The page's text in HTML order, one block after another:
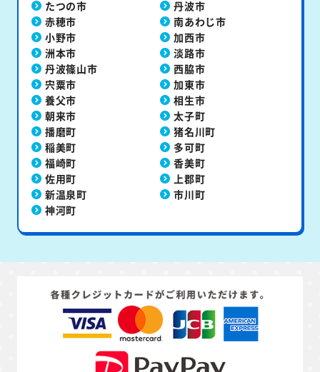
たつの市
丹波市
赤穂市
南あわじ市
小野市
加西市
洲本市
淡路市
丹波篠山市
西脇市
宍粟市
加東市
養父市
相生市
朝来市
太子町
播磨町
猪名川町
稲美町
多可町
福崎町
香美町
佐用町
上郡町
新温泉町
市川町
神河町